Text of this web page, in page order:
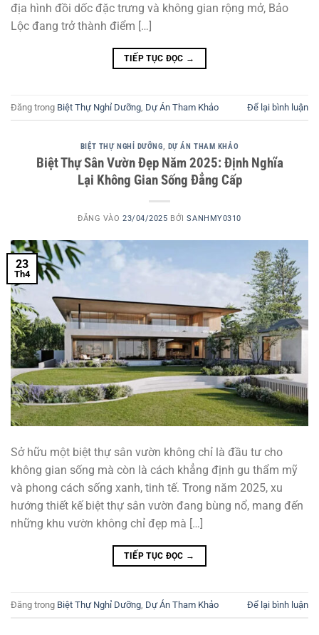
địa hình đồi dốc đặc trưng và không gian rộng mở, Bảo
Lộc đang trở thành điểm […]
TIẾP TỤC ĐỌC →
Đăng trong Biệt Thự Nghỉ Dưỡng Dự Án Tham Khảo Để lại bình luận
BIỆT THỰ NGHỈ DƯỠNG, DỰ ÁN THAM KHẢO
Biệt Thự Sân Vườn Đẹp Năm 2025: Định Nghĩa
Lại Không Gian Sống Đẳng Cấp
ĐĂNG VÀO 23/04/2025 BỞISANHMY0310
23
Th4
Sở hữu một biệt thự sân vườn không chỉ là đầu tư cho
không gian sống mà còn là cách khẳng định gu thẩm mỹ
và phong cách sống xanh, tinh tế. Trong năm 2025, xu
hướng thiết kế biệt thự sân vườn đang bùng nổ, mang đến
những khu vườn không chỉ đẹp mà […]
TIẾP TỤC ĐỌC →
Đăng trong Biệt Thự Nghỉ Dưỡng Dự Án Tham Khảo Để lại bình luận